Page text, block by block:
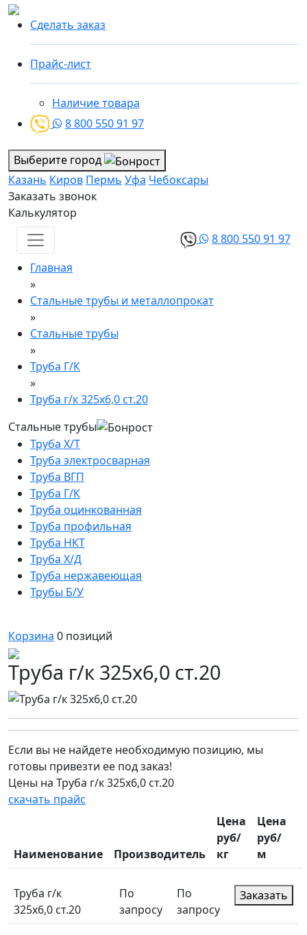
Сделать заказ
Прайс-лист
Наличие товара
8 800 550 91 97
Выберите город
Казань Киров Пермь Уфа Чебоксары
Заказать звонок
Калькулятор
8 800 550 91 97
Главная
»
Стальные трубы и металлопрокат
»
Стальные трубы
»
Труба Г/К
»
Труба г/к 325х6,0 ст.20
Стальные трубы
Труба Х/Т
Труба электросварная
Труба ВГП
Труба Г/К
Труба оцинкованная
Труба профильная
Труба НКТ
Труба Х/Д
Труба нержавеющая
Трубы Б/У
Корзина 0 позиций
Труба г/к 325х6,0 ст.20
Если вы не найдете необходимую позицию, мы
готовы привезти ее под заказ!
Цены на Труба г/к 325х6,0 ст.20
скачать прайс
Наименование Производитель
Цена
руб/
кг
Цена
руб/
м
Труба г/к
325х6,0 ст.20
По
запросу
По
запросу
Заказать